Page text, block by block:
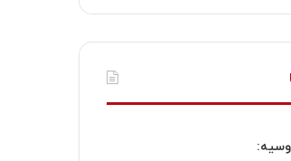
ک
ت
ا